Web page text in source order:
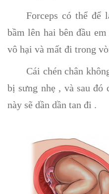
Forceps có thể để
bầm lên hai bên đầu
vô hại và mất đi trong
Cái chén chân
bị sưng nhẹ , và sau đó
này sẽ dần dần tan đi .